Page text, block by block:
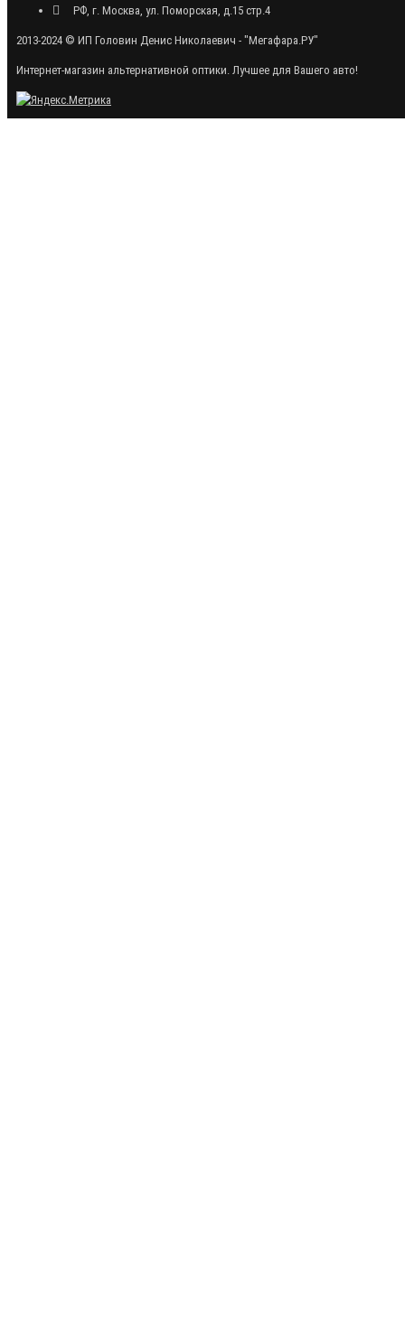
РФ, г. Москва, ул. Поморская, д.15 стр.4
2013-2024 © ИП Головин Денис Николаевич - "Мегафара.РУ"
Интернет-магазин альтернативной оптики. Лучшее для Вашего авто!